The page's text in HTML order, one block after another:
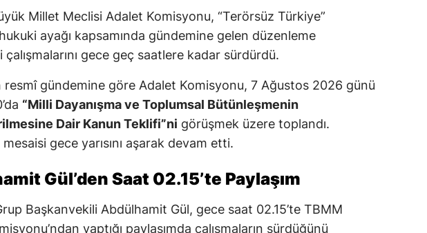
Millet Meclisi Adalet Komisyonu, “Terörsüz Türkiye”
ayağı kapsamında gündemine gelen düzenleme
çalışmalarını gece geç saatlere kadar sürdürdü.
resmî gündemine göre Adalet Komisyonu, 7 Ağustos 2026 günü
“Milli Dayanışma ve Toplumsal Bütünleşmenin
Dair Kanun Teklifi”ni görüşmek üzere toplandı.
gece yarısını aşarak devam etti.
Gül’den Saat 02.15’te Paylaşım
Başkanvekili Abdülhamit Gül, gece saat 02.15’te TBMM
yaptığı paylaşımda çalışmaların sürdüğünü